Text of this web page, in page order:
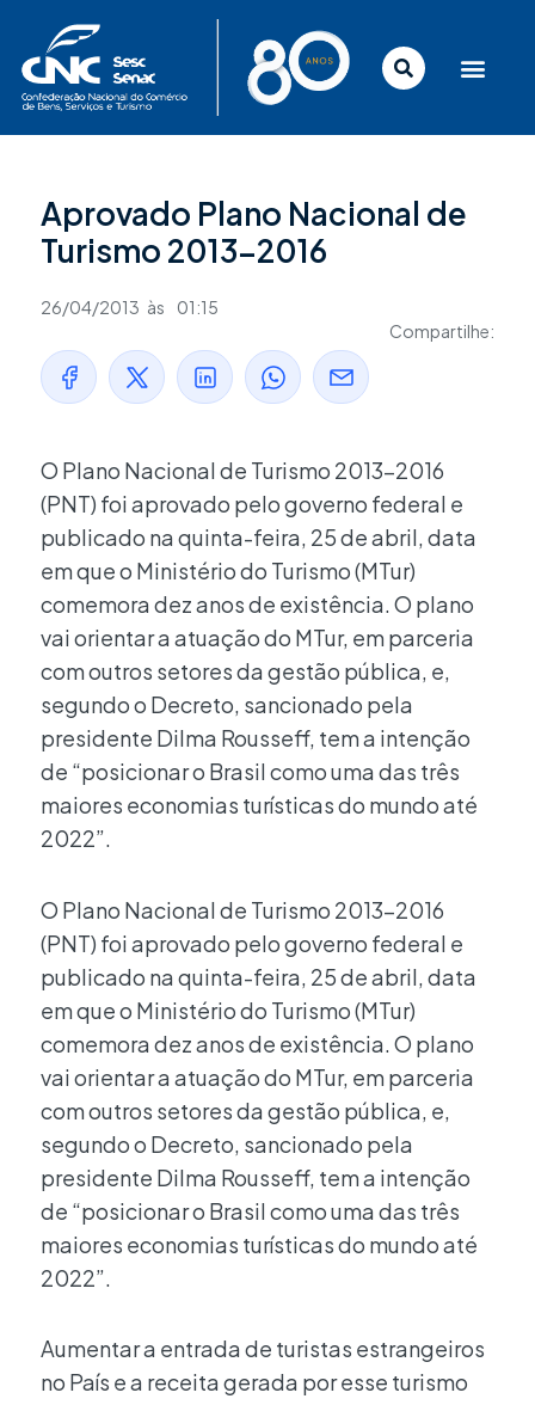
conteúdo
Aprovado Plano Nacional de
Turismo 2013-2016
26/04/2013 às
01:15
Compartilhe:
O Plano Nacional de Turismo 2013-2016
(PNT) foi aprovado pelo governo federal e
publicado na quinta-feira, 25 de abril, data
em que o Ministério do Turismo (MTur)
comemora dez anos de existência. O plano
vai orientar a atuação do MTur, em parceria
com outros setores da gestão pública, e,
segundo o Decreto, sancionado pela
presidente Dilma Rousseff, tem a intenção
de “posicionar o Brasil como uma das três
maiores economias turísticas do mundo até
2022”.
O Plano Nacional de Turismo 2013-2016
(PNT) foi aprovado pelo governo federal e
publicado na quinta-feira, 25 de abril, data
em que o Ministério do Turismo (MTur)
comemora dez anos de existência. O plano
vai orientar a atuação do MTur, em parceria
com outros setores da gestão pública, e,
segundo o Decreto, sancionado pela
presidente Dilma Rousseff, tem a intenção
de “posicionar o Brasil como uma das três
maiores economias turísticas do mundo até
2022”.
Aumentar a entrada de turistas estrangeiros
no País e a receita gerada por esse turismo